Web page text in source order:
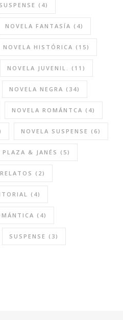
(4)
NOVELA FANTASÍA (4)
NOVELA HISTÓRICA (15)
NOVELA JUVENIL. (11)
NOVELA NEGRA (34)
NOVELA ROMÁNTCA (4)
NOVELA SUSPENSE (6)
PLAZA & JANÉS (5)
RELATOS (2)
(4)
(4)
SUSPENSE (3)